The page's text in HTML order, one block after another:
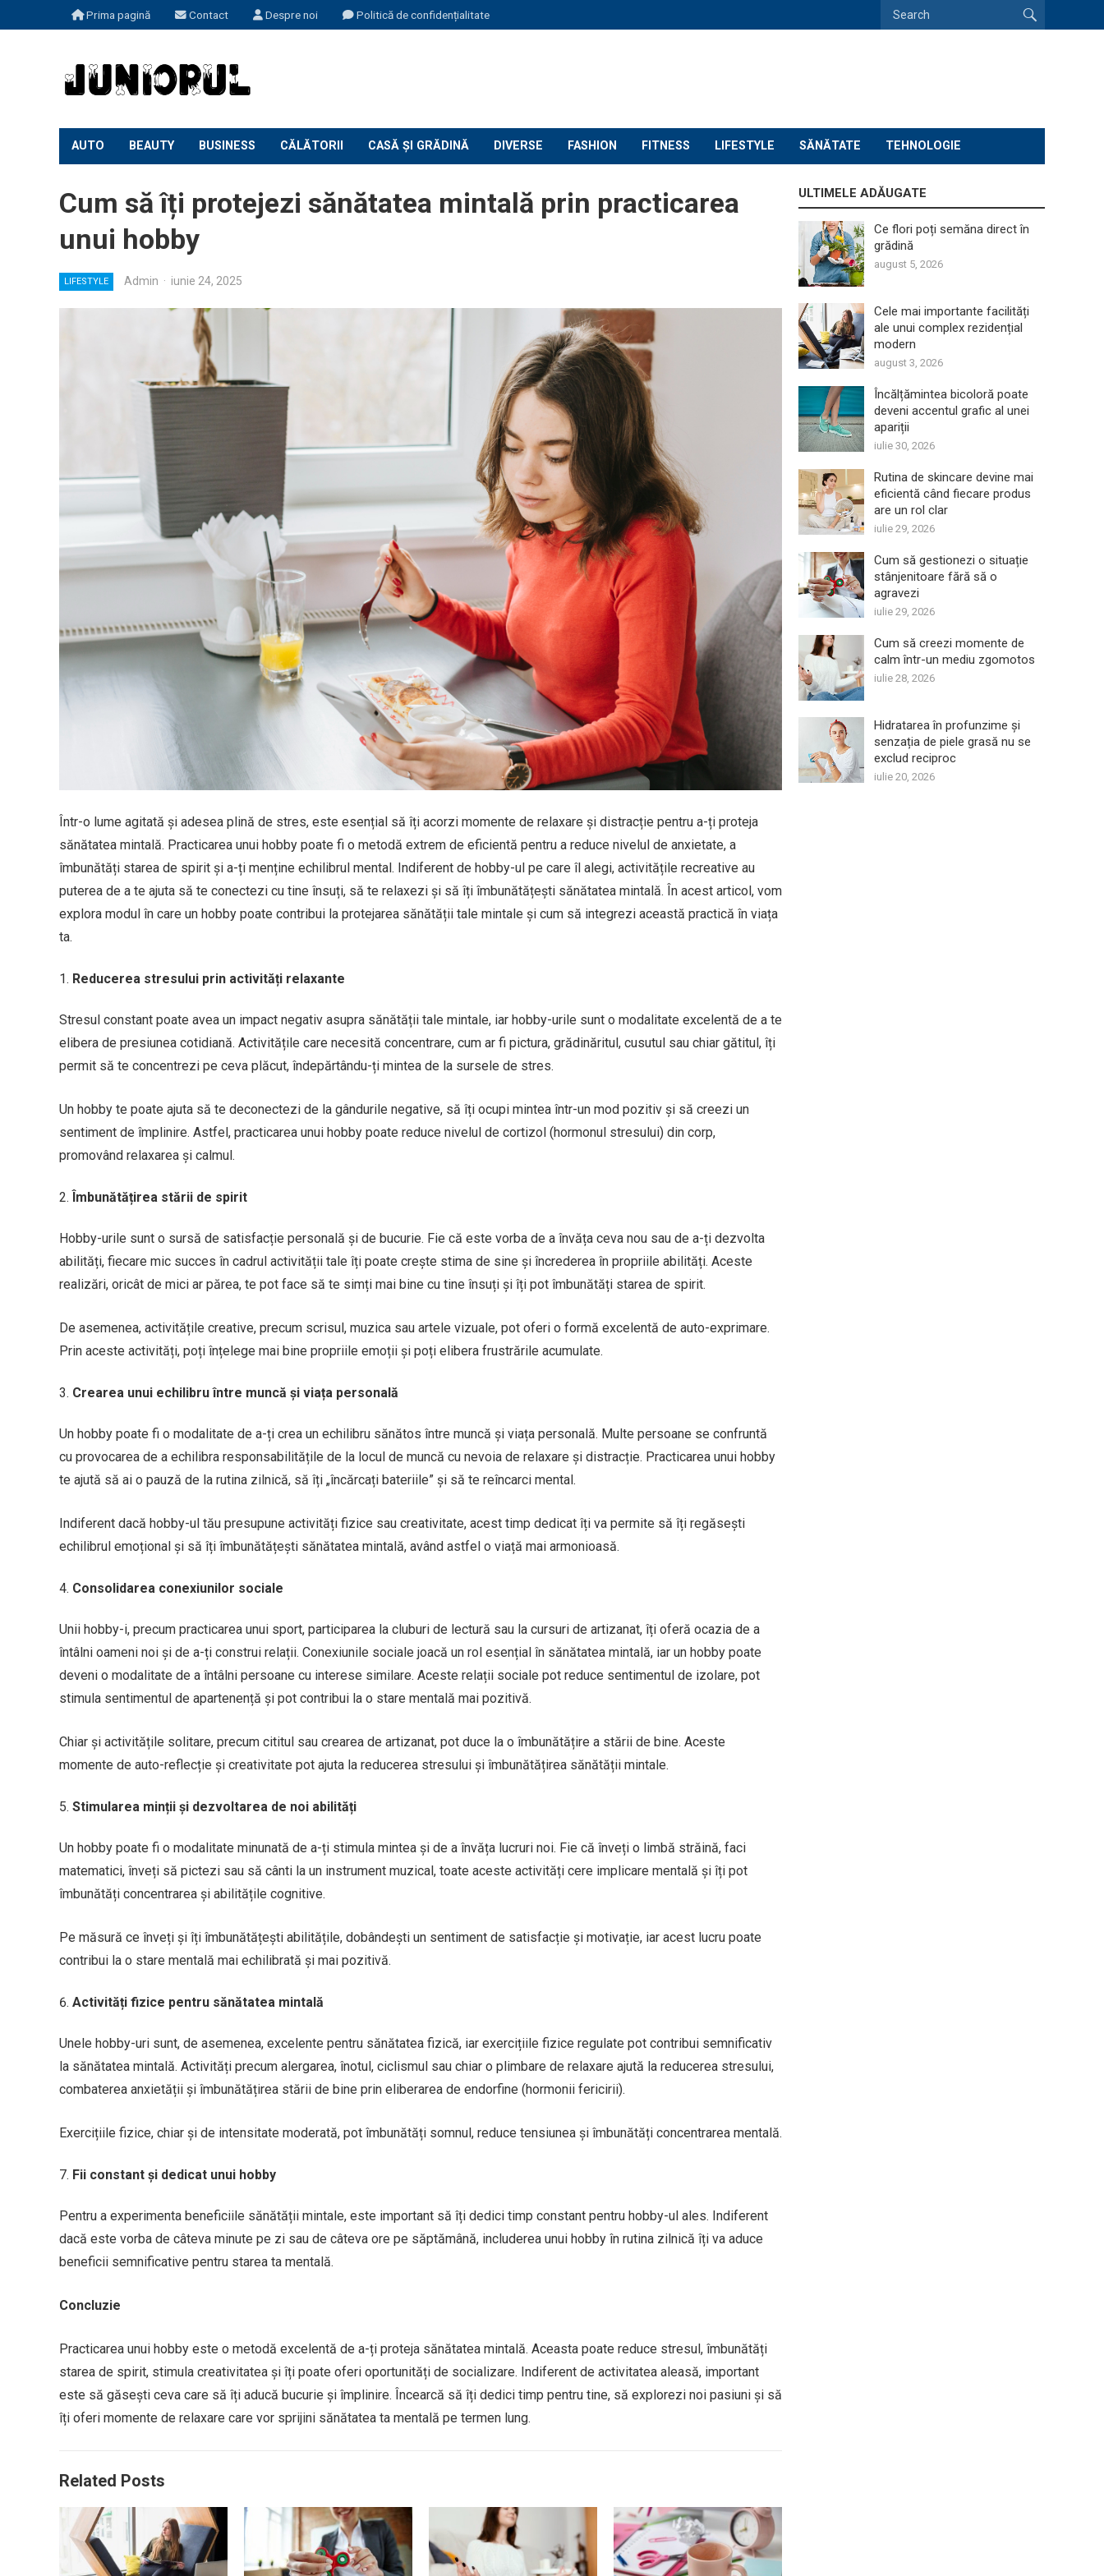
Prima pagină Contact Despre noi Politică de confidențialitate
AUTO BEAUTY BUSINESS CĂLĂTORII CASĂ ȘI GRĂDINĂ DIVERSE FASHION FITNESS LIFESTYLE SĂNĂTATE TEHNOLOGIE
Cum să îți protejezi sănătatea mintală prin practicarea
unui hobby
LIFESTYLE Admin · iunie 24, 2025
Într-o lume agitată și adesea plină de stres, este esențial să îți acorzi momente de relaxare și distracție pentru a-ți proteja
sănătatea mintală. Practicarea unui hobby poate fi o metodă extrem de eficientă pentru a reduce nivelul de anxietate, a
îmbunătăți starea de spirit și a-ți menține echilibrul mental. Indiferent de hobby-ul pe care îl alegi, activitățile recreative au
puterea de a te ajuta să te conectezi cu tine însuți, să te relaxezi și să îți îmbunătățești sănătatea mintală. În acest articol, vom
explora modul în care un hobby poate contribui la protejarea sănătății tale mintale și cum să integrezi această practică în viața
ta.
Reducerea stresului prin activități relaxante
Stresul constant poate avea un impact negativ asupra sănătății tale mintale, iar hobby-urile sunt o modalitate excelentă de a te
elibera de presiunea cotidiană. Activitățile care necesită concentrare, cum ar fi pictura, grădinăritul, cusutul sau chiar gătitul, îți
permit să te concentrezi pe ceva plăcut, îndepărtându-ți mintea de la sursele de stres.
Un hobby te poate ajuta să te deconectezi de la gândurile negative, să îți ocupi mintea într-un mod pozitiv și să creezi un
sentiment de împlinire. Astfel, practicarea unui hobby poate reduce nivelul de cortizol (hormonul stresului) din corp,
promovând relaxarea și calmul.
Îmbunătățirea stării de spirit
Hobby-urile sunt o sursă de satisfacție personală și de bucurie. Fie că este vorba de a învăța ceva nou sau de a-ți dezvolta
abilități, fiecare mic succes în cadrul activității tale îți poate crește stima de sine și încrederea în propriile abilități. Aceste
realizări, oricât de mici ar părea, te pot face să te simți mai bine cu tine însuți și îți pot îmbunătăți starea de spirit.
De asemenea, activitățile creative, precum scrisul, muzica sau artele vizuale, pot oferi o formă excelentă de auto-exprimare.
Prin aceste activități, poți înțelege mai bine propriile emoții și poți elibera frustrările acumulate.
Crearea unui echilibru între muncă și viața personală
Un hobby poate fi o modalitate de a-ți crea un echilibru sănătos între muncă și viața personală. Multe persoane se confruntă
cu provocarea de a echilibra responsabilitățile de la locul de muncă cu nevoia de relaxare și distracție. Practicarea unui hobby
te ajută să ai o pauză de la rutina zilnică, să îți „încărcați bateriile” și să te reîncarci mental.
Indiferent dacă hobby-ul tău presupune activități fizice sau creativitate, acest timp dedicat îți va permite să îți regăsești
echilibrul emoțional și să îți îmbunătățești sănătatea mintală, având astfel o viață mai armonioasă.
Consolidarea conexiunilor sociale
Unii hobby-i, precum practicarea unui sport, participarea la cluburi de lectură sau la cursuri de artizanat, îți oferă ocazia de a
întâlni oameni noi și de a-ți construi relații. Conexiunile sociale joacă un rol esențial în sănătatea mintală, iar un hobby poate
deveni o modalitate de a întâlni persoane cu interese similare. Aceste relații sociale pot reduce sentimentul de izolare, pot
stimula sentimentul de apartenență și pot contribui la o stare mentală mai pozitivă.
Chiar și activitățile solitare, precum cititul sau crearea de artizanat, pot duce la o îmbunătățire a stării de bine. Aceste
momente de auto-reflecție și creativitate pot ajuta la reducerea stresului și îmbunătățirea sănătății mintale.
Stimularea minții și dezvoltarea de noi abilități
Un hobby poate fi o modalitate minunată de a-ți stimula mintea și de a învăța lucruri noi. Fie că înveți o limbă străină, faci
matematici, înveți să pictezi sau să cânti la un instrument muzical, toate aceste activități cere implicare mentală și îți pot
îmbunătăți concentrarea și abilitățile cognitive.
Pe măsură ce înveți și îți îmbunătățești abilitățile, dobândești un sentiment de satisfacție și motivație, iar acest lucru poate
contribui la o stare mentală mai echilibrată și mai pozitivă.
Activități fizice pentru sănătatea mintală
Unele hobby-uri sunt, de asemenea, excelente pentru sănătatea fizică, iar exercițiile fizice regulate pot contribui semnificativ
la sănătatea mintală. Activități precum alergarea, înotul, ciclismul sau chiar o plimbare de relaxare ajută la reducerea stresului,
combaterea anxietății și îmbunătățirea stării de bine prin eliberarea de endorfine (hormonii fericirii).
Exercițiile fizice, chiar și de intensitate moderată, pot îmbunătăți somnul, reduce tensiunea și îmbunătăți concentrarea mentală.
Fii constant și dedicat unui hobby
Pentru a experimenta beneficiile sănătății mintale, este important să îți dedici timp constant pentru hobby-ul ales. Indiferent
dacă este vorba de câteva minute pe zi sau de câteva ore pe săptămână, includerea unui hobby în rutina zilnică îți va aduce
beneficii semnificative pentru starea ta mentală.
Concluzie
Practicarea unui hobby este o metodă excelentă de a-ți proteja sănătatea mintală. Aceasta poate reduce stresul, îmbunătăți
starea de spirit, stimula creativitatea și îți poate oferi oportunități de socializare. Indiferent de activitatea aleasă, important
este să găsești ceva care să îți aducă bucurie și împlinire. Încearcă să îți dedici timp pentru tine, să explorezi noi pasiuni și să
îți oferi momente de relaxare care vor sprijini sănătatea ta mentală pe termen lung.
Related Posts
ULTIMELE ADĂUGATE
Ce flori poți semăna direct în
grădină
august 5, 2026
Cele mai importante facilități
ale unui complex rezidențial
modern
august 3, 2026
Încălțămintea bicoloră poate
deveni accentul grafic al unei
apariții
iulie 30, 2026
Rutina de skincare devine mai
eficientă când fiecare produs
are un rol clar
iulie 29, 2026
Cum să gestionezi o situație
stânjenitoare fără să o
agravezi
iulie 29, 2026
Cum să creezi momente de
calm într-un mediu zgomotos
iulie 28, 2026
Hidratarea în profunzime și
senzația de piele grasă nu se
exclud reciproc
iulie 20, 2026